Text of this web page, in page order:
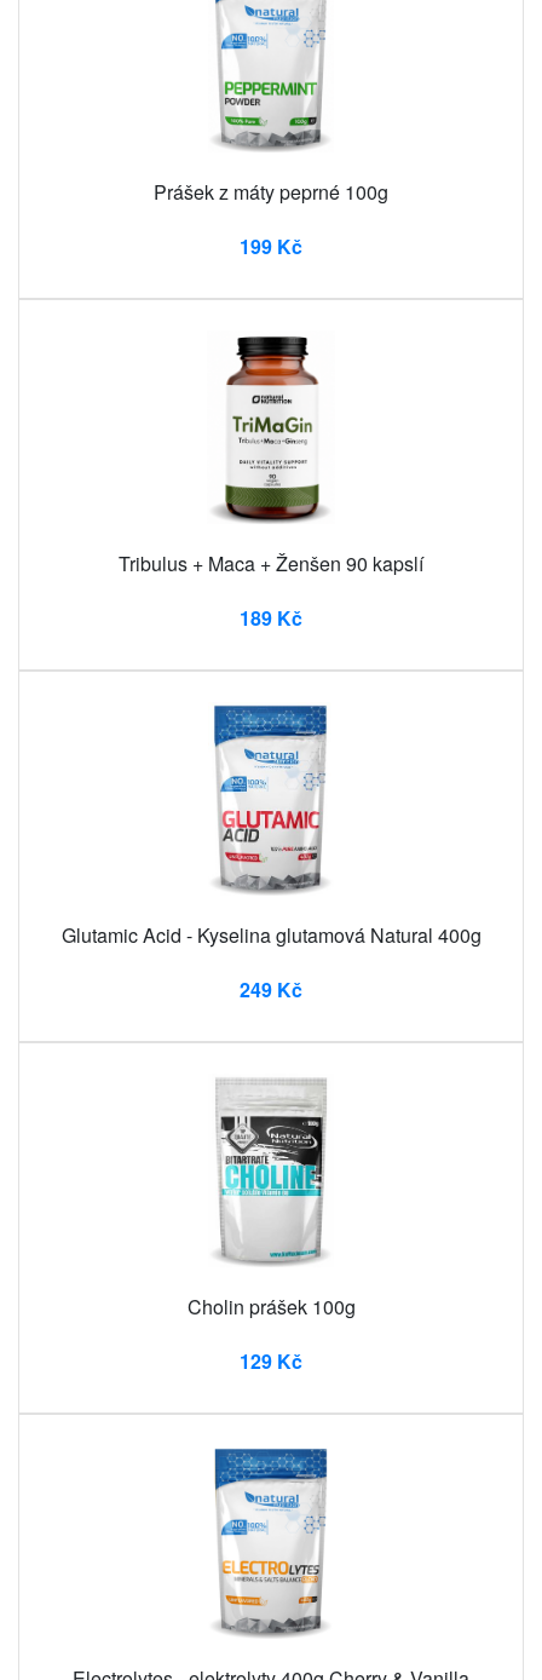
Prášek z máty peprné 100g
199 Kč
Tribulus + Maca + Ženšen 90 kapslí
189 Kč
Glutamic Acid - Kyselina glutamová Natural 400g
249 Kč
Cholin prášek 100g
129 Kč